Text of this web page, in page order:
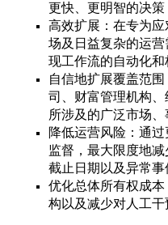
更快、更明智的决策
高效扩展：在专为
场及日益复杂的运
现工作流的自动化和
自信地扩展覆盖范
司、财富管理机构
所涉及的广泛市场
降低运营风险：通
监督，最大限度地
截止日期以及异常事
优化总体所有权成
构以及减少对人工